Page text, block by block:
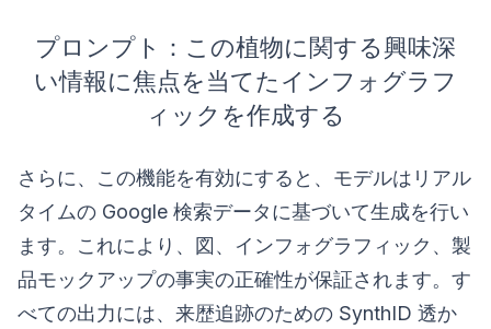
プロンプト：この植物に関する興味深
い情報に焦点を当てたインフォグラフ
ィックを作成する
さらに、この機能を有効にすると、モデルはリアル
タイムの Google 検索データに基づいて生成を行い
ます。これにより、図、インフォグラフィック、製
品モックアップの事実の正確性が保証されます。す
べての出力には、来歴追跡のための SynthID 透か